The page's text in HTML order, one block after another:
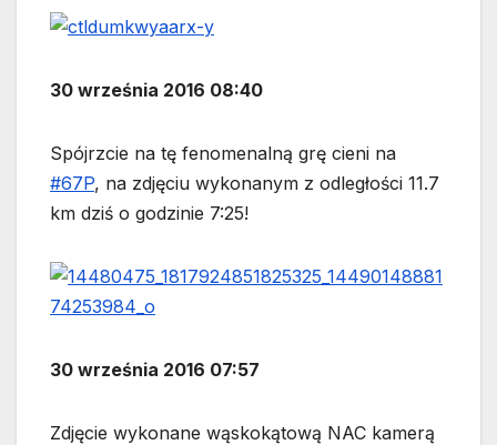
30 września 2016 08:40
Spójrzcie na tę fenomenalną grę cieni na
#67P, na zdjęciu wykonanym z odległości 11.7
km dziś o godzinie 7:25!
30 września 2016 07:57
Zdjęcie wykonane wąskokątową NAC kamerą